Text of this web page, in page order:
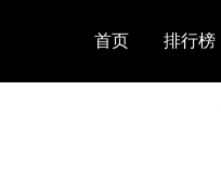
首页 排行榜